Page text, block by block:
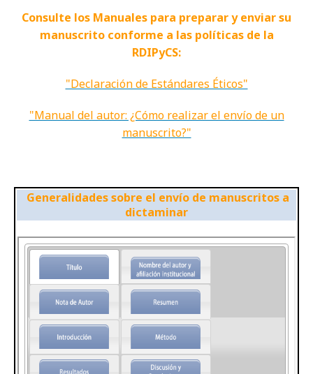
Consulte los Manuales para preparar y enviar su
manuscrito conforme a las políticas de la
RDIPyCS:
"Declaración de Estándares Éticos"
"Manual del autor: ¿Cómo realizar el envío de un
manuscrito?"
Generalidades sobre el envío de manuscritos a
dictaminar